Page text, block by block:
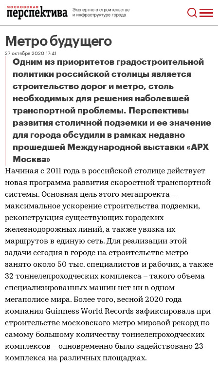
Метро будущего
27 октября 2020 17:41
Одним из приоритетов градостроительной
политики российской столицы является
строительство дорог и метро, столь
необходимых для решения наболевшей
транспортной проблемы. Перспективы
развития столичной подземки и ее значение
для города обсудили в рамках недавно
прошедшей Международной выставки «АРХ
Москва»
Метро будущего
Начиная с 2011 года в российской столице действует
новая программа развития скоростной транспортной
системы. Основная цель этого мегапроекта –
максимальное ускорение строительства подземки,
реконструкция существующих городских
железнодорожных линий, а также увязка их
маршрутов в единую сеть. Для реализации этой
задачи сегодня в городе на строительстве метро
занято около 50 тыс. специалистов и рабочих, а также
32 тоннелепроходческих комплекса – такого объема
специализированных машин нет ни в одном
мегаполисе мира. Более того, весной 2020 года
компания Guinness World Records зафиксировала при
строительстве московского метро мировой рекорд по
самому большому количеству тоннелепроходческих
комплексов – одновременно было задействовано 23
комплекса на различных площадках.